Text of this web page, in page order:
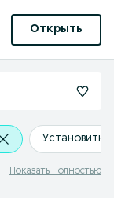
Открыть
Установить
Показать Полностью